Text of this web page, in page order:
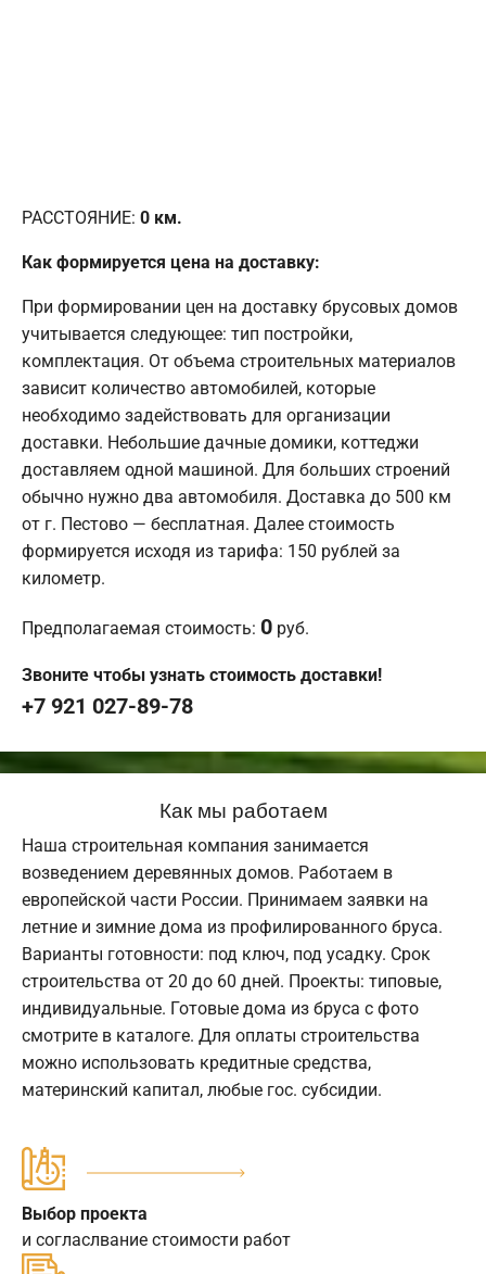
РАССТОЯНИЕ: 0 км.
Как формируется цена на доставку:
При формировании цен на доставку брусовых домов
учитывается следующее: тип постройки,
комплектация. От объема строительных материалов
зависит количество автомобилей, которые
необходимо задействовать для организации
доставки. Небольшие дачные домики, коттеджи
доставляем одной машиной. Для больших строений
обычно нужно два автомобиля. Доставка до 500 км
от г. Пестово — бесплатная. Далее стоимость
формируется исходя из тарифа: 150 рублей за
километр.
Предполагаемая стоимость: 0 руб.
Звоните чтобы узнать стоимость доставки!
+7 921 027-89-78
Как мы работаем
Наша строительная компания занимается
возведением деревянных домов. Работаем в
европейской части России. Принимаем заявки на
летние и зимние дома из профилированного бруса.
Варианты готовности: под ключ, под усадку. Срок
строительства от 20 до 60 дней. Проекты: типовые,
индивидуальные. Готовые дома из бруса с фото
смотрите в каталоге. Для оплаты строительства
можно использовать кредитные средства,
материнский капитал, любые гос. субсидии.
Выбор проекта
и согласлвание стоимости работ